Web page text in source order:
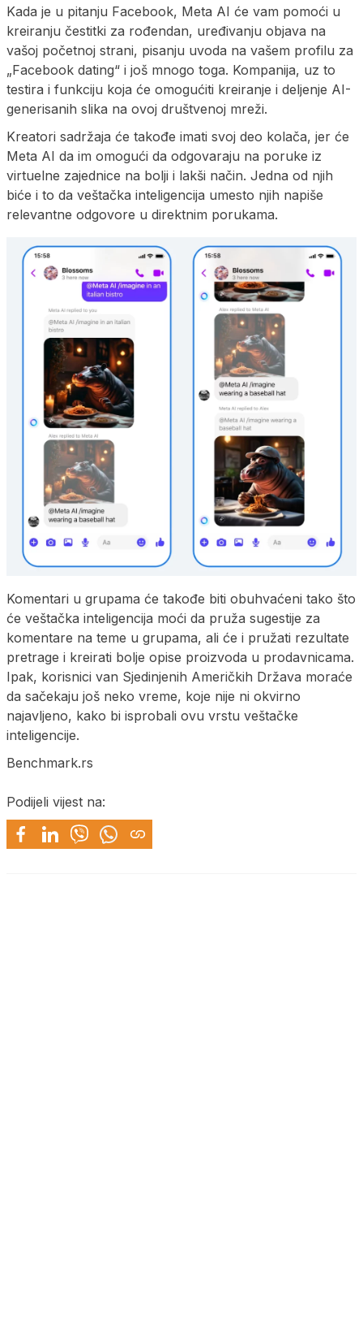
Kada je u pitanju Facebook, Meta AI će vam pomoći u
kreiranju čestitki za rođendan, uređivanju objava na
vašoj početnoj strani, pisanju uvoda na vašem profilu za
„Facebook dating“ i još mnogo toga. Kompanija, uz to
testira i funkciju koja će omogućiti kreiranje i deljenje AI-
generisanih slika na ovoj društvenoj mreži.
Kreatori sadržaja će takođe imati svoj deo kolača, jer će
Meta AI da im omogući da odgovaraju na poruke iz
virtuelne zajednice na bolji i lakši način. Jedna od njih
biće i to da veštačka inteligencija umesto njih napiše
relevantne odgovore u direktnim porukama.
Komentari u grupama će takođe biti obuhvaćeni tako što
će veštačka inteligencija moći da pruža sugestije za
komentare na teme u grupama, ali će i pružati rezultate
pretrage i kreirati bolje opise proizvoda u prodavnicama.
Ipak, korisnici van Sjedinjenih Američkih Država moraće
da sačekaju još neko vreme, koje nije ni okvirno
najavljeno, kako bi isprobali ovu vrstu veštačke
inteligencije.
Benchmark.rs
Podijeli vijest na: